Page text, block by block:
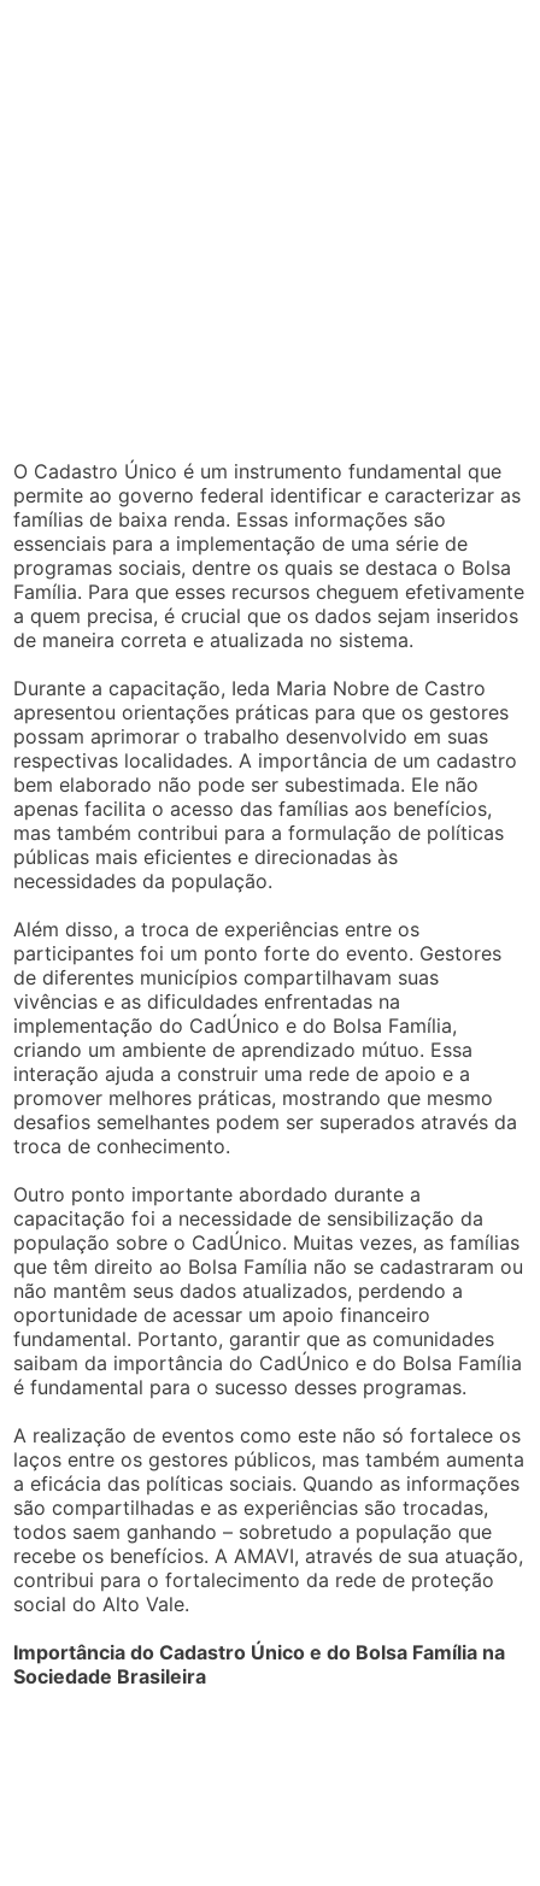
O Cadastro Único é um instrumento fundamental que
permite ao governo federal identificar e caracterizar as
famílias de baixa renda. Essas informações são
essenciais para a implementação de uma série de
programas sociais, dentre os quais se destaca o Bolsa
Família. Para que esses recursos cheguem efetivamente
a quem precisa, é crucial que os dados sejam inseridos
de maneira correta e atualizada no sistema.
Durante a capacitação, Ieda Maria Nobre de Castro
apresentou orientações práticas para que os gestores
possam aprimorar o trabalho desenvolvido em suas
respectivas localidades. A importância de um cadastro
bem elaborado não pode ser subestimada. Ele não
apenas facilita o acesso das famílias aos benefícios,
mas também contribui para a formulação de políticas
públicas mais eficientes e direcionadas às
necessidades da população.
Além disso, a troca de experiências entre os
participantes foi um ponto forte do evento. Gestores
de diferentes municípios compartilhavam suas
vivências e as dificuldades enfrentadas na
implementação do CadÚnico e do Bolsa Família,
criando um ambiente de aprendizado mútuo. Essa
interação ajuda a construir uma rede de apoio e a
promover melhores práticas, mostrando que mesmo
desafios semelhantes podem ser superados através da
troca de conhecimento.
Outro ponto importante abordado durante a
capacitação foi a necessidade de sensibilização da
população sobre o CadÚnico. Muitas vezes, as famílias
que têm direito ao Bolsa Família não se cadastraram ou
não mantêm seus dados atualizados, perdendo a
oportunidade de acessar um apoio financeiro
fundamental. Portanto, garantir que as comunidades
saibam da importância do CadÚnico e do Bolsa Família
é fundamental para o sucesso desses programas.
A realização de eventos como este não só fortalece os
laços entre os gestores públicos, mas também aumenta
a eficácia das políticas sociais. Quando as informações
são compartilhadas e as experiências são trocadas,
todos saem ganhando – sobretudo a população que
recebe os benefícios. A AMAVI, através de sua atuação,
contribui para o fortalecimento da rede de proteção
social do Alto Vale.
Importância do Cadastro Único e do Bolsa Família na
Sociedade Brasileira